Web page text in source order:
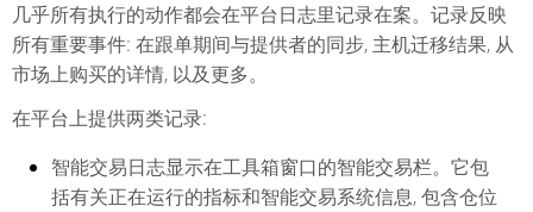
几乎所有执行的动作都会在平台日志里记录在案。记录反映
所有重要事件: 在跟单期间与提供者的同步, 主机迁移结果, 从
市场上购买的详情, 以及更多。
在平台上提供两类记录:
智能交易日志显示在工具箱窗口的智能交易栏。它包
括有关正在运行的指标和智能交易系统信息, 包含仓位